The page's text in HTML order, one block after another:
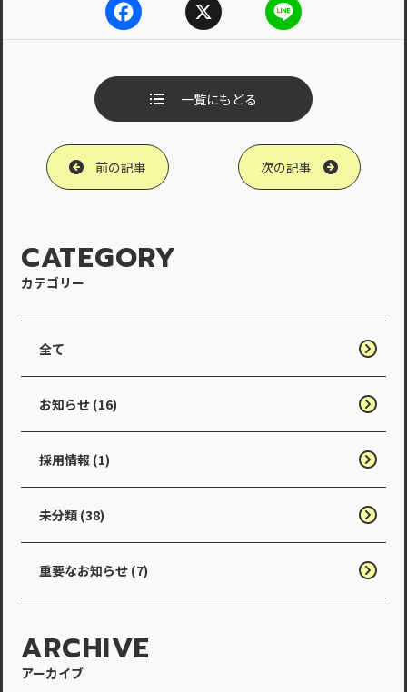
F
e
o
k
X L
e
一覧にもどる
前の記事 次の記事
カテゴリー
CATEGORY
全て
お知らせ (16)
採用情報 (1)
未分類 (38)
重要なお知らせ (7)
アーカイブ
ARCHIVE